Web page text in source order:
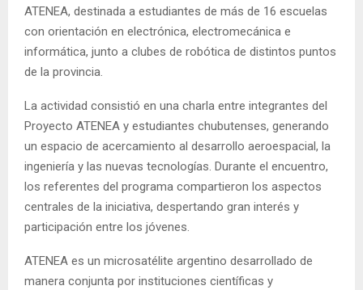
ATENEA, destinada a estudiantes de más de 16 escuelas
con orientación en electrónica, electromecánica e
informática, junto a clubes de robótica de distintos puntos
de la provincia.
La actividad consistió en una charla entre integrantes del
Proyecto ATENEA y estudiantes chubutenses, generando
un espacio de acercamiento al desarrollo aeroespacial, la
ingeniería y las nuevas tecnologías. Durante el encuentro,
los referentes del programa compartieron los aspectos
centrales de la iniciativa, despertando gran interés y
participación entre los jóvenes.
ATENEA es un microsatélite argentino desarrollado de
manera conjunta por instituciones científicas y